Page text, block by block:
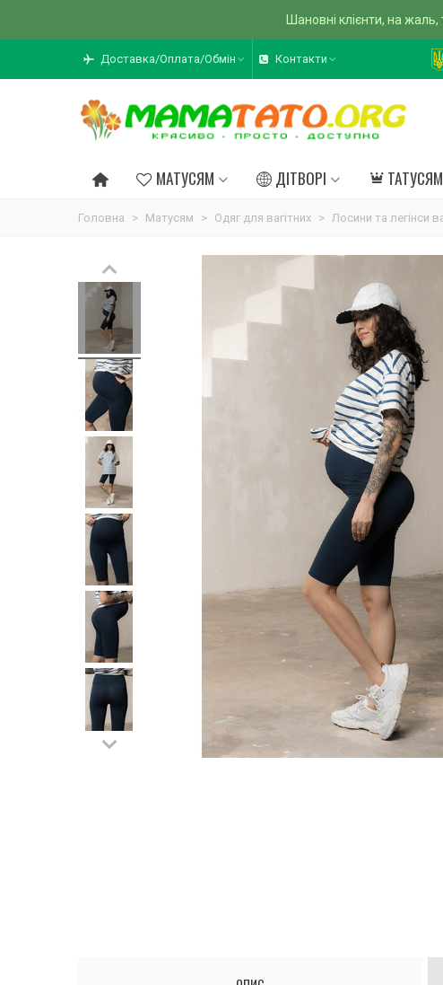
Шановні клієнти, на жаль,
Доставка/Оплата/Обмін Контакти
МАТУСЯМ ДІТВОРІ ТАТУСЯМ
Головна > Матусям > Одяг для вагітних > Лосини та легінси